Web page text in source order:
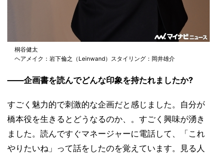
桐谷健太
ヘアメイク：岩下倫之（Leinwand）スタイリング：岡井雄介
――企画書を読んでどんな印象を持たれましたか?
すごく魅力的で刺激的な企画だと感じました。自分が
橋本役を生きるとどうなるのか、。すごく興味が湧き
ました。読んですぐマネージャーに電話して、「これ
やりたいね」って話をしたのを覚えています。見る人